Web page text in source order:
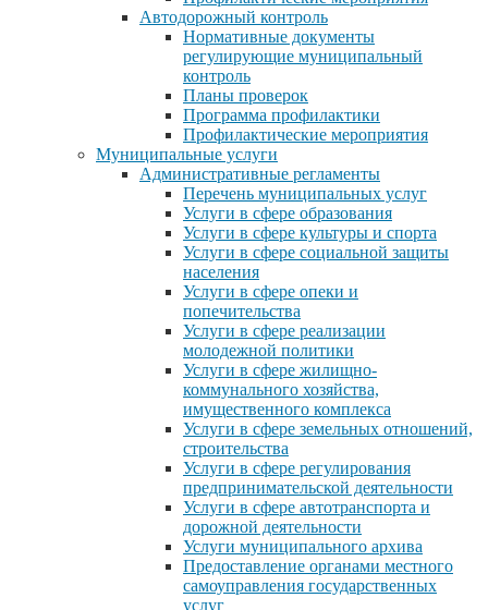
Автодорожный контроль
Нормативные документы
регулирующие муниципальный
контроль
Планы проверок
Программа профилактики
Профилактические мероприятия
Муниципальные услуги
Административные регламенты
Перечень муниципальных услуг
Услуги в сфере образования
Услуги в сфере культуры и спорта
Услуги в сфере социальной защиты
населения
Услуги в сфере опеки и
попечительства
Услуги в сфере реализации
молодежной политики
Услуги в сфере жилищно-
коммунального хозяйства,
имущественного комплекса
Услуги в сфере земельных отношений,
строительства
Услуги в сфере регулирования
предпринимательской деятельности
Услуги в сфере автотранспорта и
дорожной деятельности
Услуги муниципального архива
Предоставление органами местного
самоуправления государственных
услуг